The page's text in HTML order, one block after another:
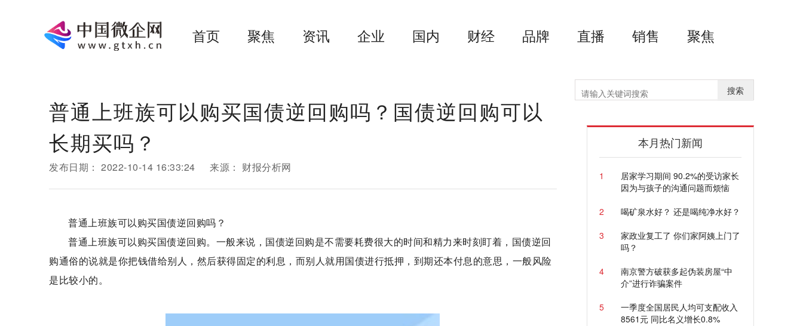
首页 聚焦 资讯 企业 国内 财经 品牌 直播 销售 聚焦
普通上班族可以购买国债逆回购吗？国债逆回购可以
长期买吗？
发布日期： 2022-10-14 16:33:24 来源： 财报分析网
普通上班族可以购买国债逆回购吗？
普通上班族可以购买国债逆回购。一般来说，国债逆回购是不需要耗费很大的时间和精力来时刻盯着，国债逆回
购通俗的说就是你把钱借给别人，然后获得固定的利息，而别人就用国债进行抵押，到期还本付息的意思，一般风险
是比较小的。
搜索
本月热门新闻
1
居家学习期间 90.2%的受访家长
因为与孩子的沟通问题而烦恼
2
喝矿泉水好？ 还是喝纯净水好？
3
家政业复工了 你们家阿姨上门了
吗？
4
南京警方破获多起伪装房屋“中
介”进行诈骗案件
5
一季度全国居民人均可支配收入
8561元 同比名义增长0.8%